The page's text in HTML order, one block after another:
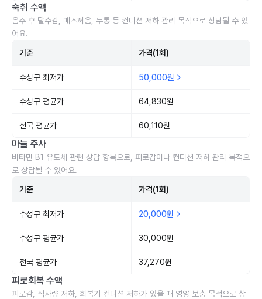
숙취 수액
음주 후 탈수감, 메스꺼움, 두통 등 컨디션 저하 관리 목적으로 상담될 수 있
어요.
기준 가격(1회)
수성구 최저가 50,000원
수성구 평균가 64,830원
전국 평균가 60,110원
마늘 주사
비타민 B1 유도체 관련 상담 항목으로, 피로감이나 컨디션 저하 관리 목적으
로 상담될 수 있어요.
기준 가격(1회)
수성구 최저가 20,000원
수성구 평균가 30,000원
전국 평균가 37,270원
피로회복 수액
피로감, 식사량 저하, 회복기 컨디션 저하가 있을 때 영양 보충 목적으로 상